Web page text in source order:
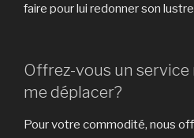
faire pour lui redonner son lustre
Offrez-vous un
me déplacer?
Pour votre commodité, nous